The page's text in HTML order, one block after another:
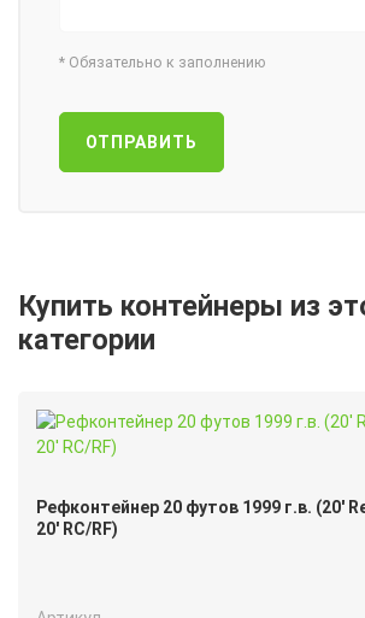
* Обязательно к заполнению
ОТПРАВИТЬ
Купить контейнеры из
категории
Рефконтейнер 20 футов 1999 г.в. (20′
20′ RC/RF)